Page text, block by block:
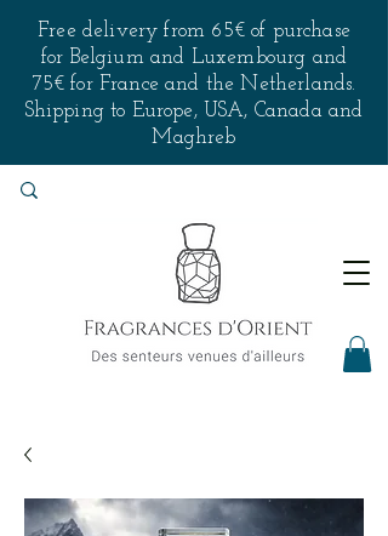
Free delivery from 65€ of purchase
for Belgium and Luxembourg and
75€ for France and the Netherlands.
Shipping to Europe, USA, Canada and
Maghreb